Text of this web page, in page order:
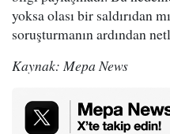
yoksa olası bir saldırıdan
soruşturmanın ardından
Kaynak: Mepa News